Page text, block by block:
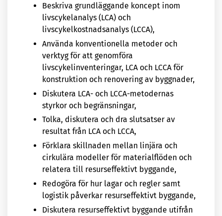
Beskriva grundläggande koncept inom
livscykelanalys (LCA) och
livscykelkostnadsanalys (LCCA),
Använda konventionella metoder och
verktyg för att genomföra
livscykelinventeringar, LCA och LCCA för
konstruktion och renovering av byggnader,
Diskutera LCA- och LCCA-metodernas
styrkor och begränsningar,
Tolka, diskutera och dra slutsatser av
resultat från LCA och LCCA,
Förklara skillnaden mellan linjära och
cirkulära modeller för materialflöden och
relatera till resurseffektivt byggande,
Redogöra för hur lagar och regler samt
logistik påverkar resurseffektivt byggande,
Diskutera resurseffektivt byggande utifrån